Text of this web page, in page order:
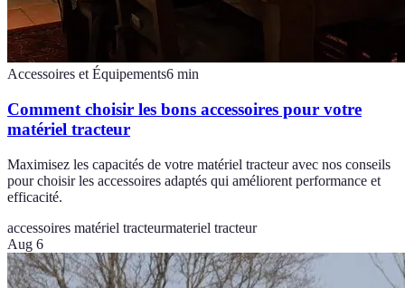
Accessoires et Équipements6 min
Comment choisir les bons accessoires pour votre
matériel tracteur
Maximisez les capacités de votre matériel tracteur avec nos conseils
pour choisir les accessoires adaptés qui améliorent performance et
efficacité.
accessoires matériel tracteurmateriel tracteur
Aug 6